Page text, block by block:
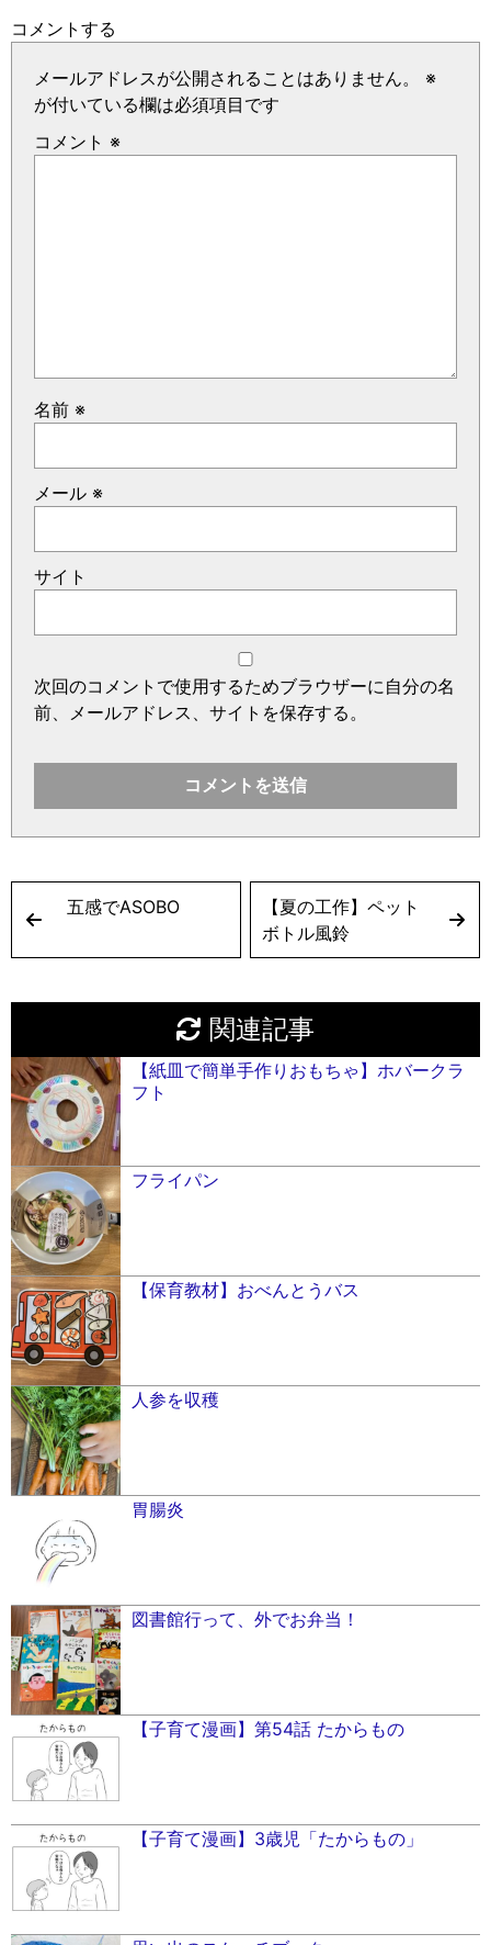
コメントする
メールアドレスが公開されることはありません。
※
が付いている欄は必須項目です
コメント ※
名前 ※
メール ※
サイト
次回のコメントで使用するためブラウザーに自分の名
前、メールアドレス、サイトを保存する。
五感でASOBO
【夏の工作】ペット
ボトル風鈴
関連記事
【紙皿で簡単手作りおもちゃ】ホバークラ
フト
フライパン
【保育教材】おべんとうバス
人参を収穫
胃腸炎
図書館行って、外でお弁当！
【子育て漫画】第54話 たからもの
【子育て漫画】3歳児「たからもの」